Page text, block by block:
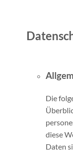
Die
diese
Daten